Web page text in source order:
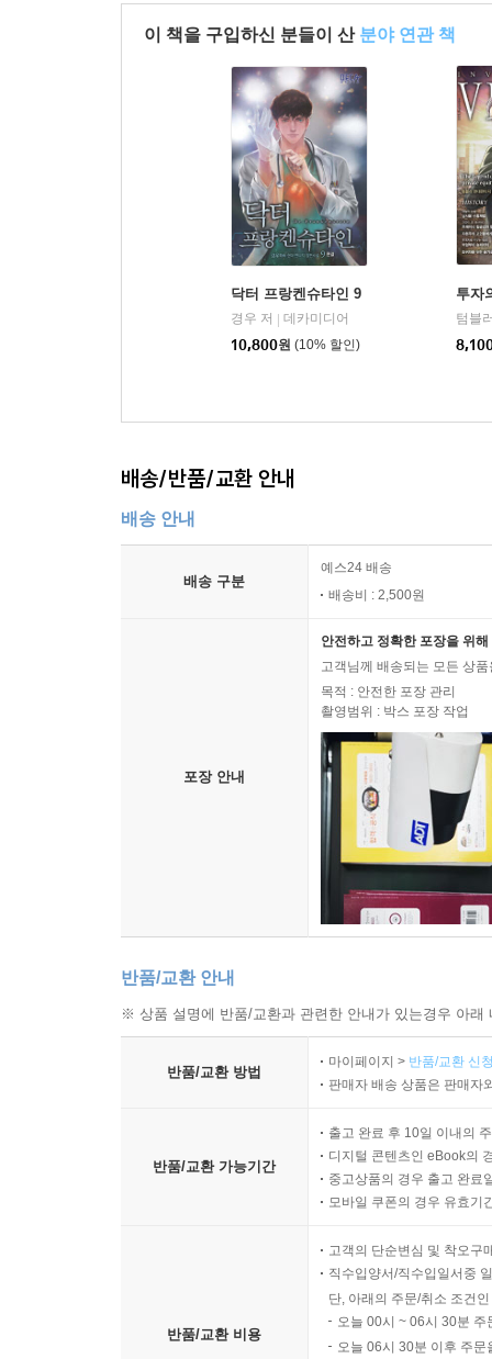
이 책을 구입하신 분들이 산 분야 연관 책
닥터 프랑켄슈타인 9
경우 저
데카미디어
10,800원 (10% 할인)
투자
텀블
배송/반품/교환 안내
배송 안내
배송 구분
예스24 배송
배송비 : 2,500원
포장 안내
안전하고 정확한 포장을 위
고객님께 배송되는 모든 상
목적 : 안전한 포장 관리
촬영범위 : 박스 포장 작업
반품/교환 안내
※ 상품 설명에 반품/교환과 관련한 안내가 있는경우 아
반품/교환 방법
마이페이지 > 반품/교환 신
판매자 배송 상품은 판매자
반품/교환 가능기간
출고 완료 후 10일 이내의
디지털 콘텐츠인 eBook의
중고상품의 경우 출고 완료
모바일 쿠폰의 경우 유효기
반품/교환 비용
고객의 단순변심 및 착오구
직수입양서/직수입일서중
단, 아래의 주문/취소 조건
오늘 00시 ~ 06시 30분
오늘 06시 30분 이후 주